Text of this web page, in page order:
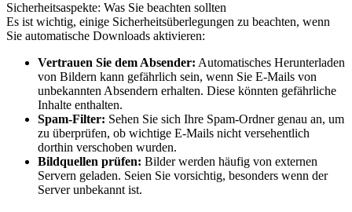
Sicherheitsaspekte: Was Sie beachten sollten
Es ist wichtig, einige Sicherheitsüberlegungen zu beachten, wenn
Sie automatische Downloads aktivieren:
Vertrauen Sie dem Absender: Automatisches Herunterladen
von Bildern kann gefährlich sein, wenn Sie E-Mails von
unbekannten Absendern erhalten. Diese könnten gefährliche
Inhalte enthalten.
Spam-Filter: Sehen Sie sich Ihre Spam-Ordner genau an, um
zu überprüfen, ob wichtige E-Mails nicht versehentlich
dorthin verschoben wurden.
Bildquellen prüfen: Bilder werden häufig von externen
Servern geladen. Seien Sie vorsichtig, besonders wenn der
Server unbekannt ist.